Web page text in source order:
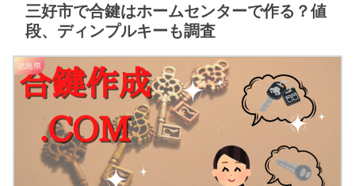
三好市で合鍵はホームセンターで作る？値
段、ディンプルキーも調査
徳島県